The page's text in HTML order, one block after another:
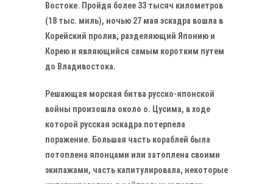
Востоке. Пройдя более 33 тысяч километров
(18 тыс. миль), ночью 27 мая эскадра вошла в
Корейский пролив, разделяющий Японию и
Корею и являющийся самым коротким путем
до Владивостока.
Решающая морская битва русско-японской
войны произошла около о. Цусима, в ходе
которой русская эскадра потерпела
поражение. Большая часть кораблей была
потоплена японцами или затоплена своими
экипажами, часть капитулировала, некоторые